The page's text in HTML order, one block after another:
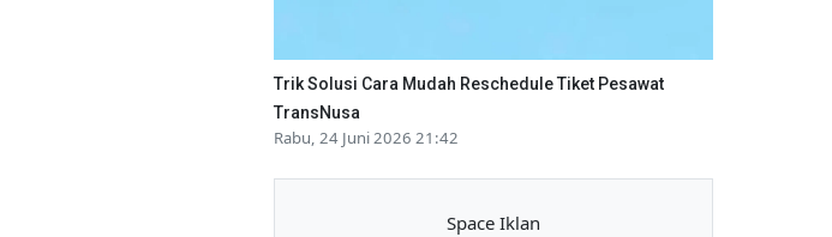
Trik Solusi Cara Mudah Reschedule Tiket Pesawat
TransNusa
Rabu, 24 Juni 2026 21:42
Space Iklan